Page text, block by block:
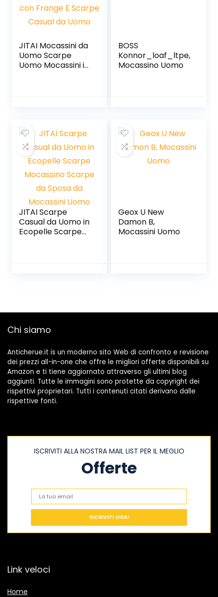
JITAI Mocassini da
Uomo Scarpe
Uomo Mocassini in
BOSS
Konnor_loaf_ltpe,
Mocassino Uomo
JITAI Scarpe
Casual da Uomo in
Ecopelle Scarpe
Geox U New
Damon B,
Mocassini Uomo
Chi siamo
Anticherue.it is un moderno sito Web di confronto e revisione
dei prezzi all-in-one che offre le migliori offerte disponibili su
Amazon e ti tiene aggiornato attraverso gli ultimi blog
aggiunti. Tutte le immagini sono protette da copyright dei
rispettivi proprietari. Tutti i contenuti citati derivano dalle
rispettive fonti.
ISCRIVITI ALLA NOSTRA MAIL LIST PER IL MEGLIO
Offerte
Link veloci
Home